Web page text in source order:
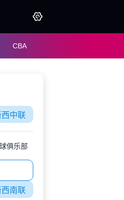
CBA
西中联
俱乐部
西南联